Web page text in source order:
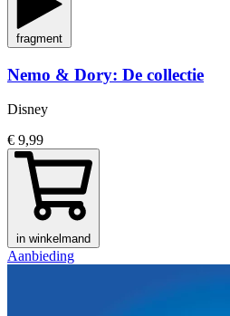
fragment
Nemo & Dory: De collectie
Disney
€ 9,99
in winkelmand
Aanbieding